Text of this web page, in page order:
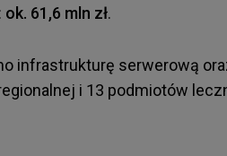
ok. 61,6 mln zł.
infrastrukturę serwerową
i 13 podmiotów